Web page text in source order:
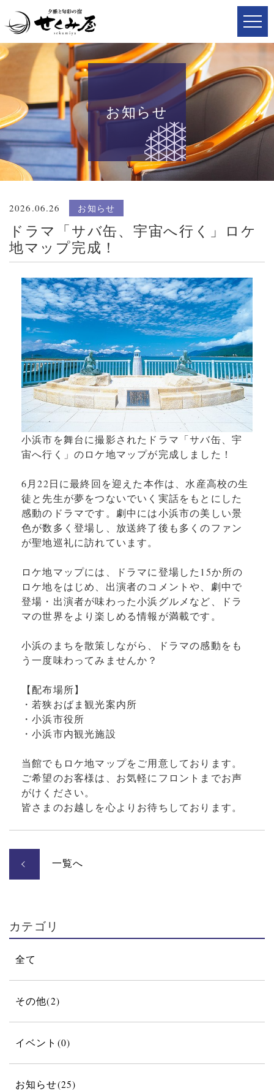
お知らせ
2026.06.26 お知らせ
ドラマ「サバ缶、宇宙へ行く」ロケ
地マップ完成！
小浜市を舞台に撮影されたドラマ「サバ缶、宇
宙へ行く」のロケ地マップが完成しました！
6月22日に最終回を迎えた本作は、水産高校の生
徒と先生が夢をつないでいく実話をもとにした
感動のドラマです。劇中には小浜市の美しい景
色が数多く登場し、放送終了後も多くのファン
が聖地巡礼に訪れています。
ロケ地マップには、ドラマに登場した15か所の
ロケ地をはじめ、出演者のコメントや、劇中で
登場・出演者が味わった小浜グルメなど、ドラ
マの世界をより楽しめる情報が満載です。
小浜のまちを散策しながら、ドラマの感動をも
う一度味わってみませんか？
【配布場所】
・若狭おばま観光案内所
・小浜市役所
・小浜市内観光施設
当館でもロケ地マップをご用意しております。
ご希望のお客様は、お気軽にフロントまでお声
がけください。
皆さまのお越しを心よりお待ちしております。
一覧へ
カテゴリ
全て
その他(2)
イベント(0)
お知らせ(25)